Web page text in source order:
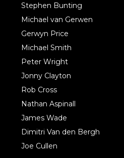
Stephen Bunting
Michael van Gerwen
Gerwyn Price
Michael Smith
Peter Wright
Jonny Clayton
Rob Cross
Nathan Aspinall
James Wade
Dimitri Van den Bergh
Joe Cullen